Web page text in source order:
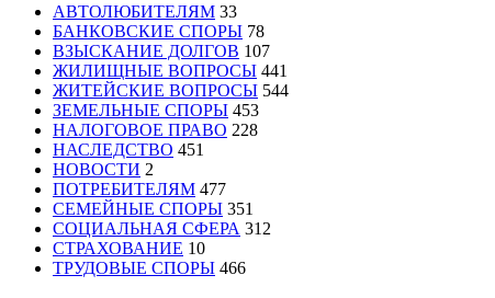
АВТОЛЮБИТЕЛЯМ 33
БАНКОВСКИЕ СПОРЫ 78
ВЗЫСКАНИЕ ДОЛГОВ 107
ЖИЛИЩНЫЕ ВОПРОСЫ 441
ЖИТЕЙСКИЕ ВОПРОСЫ 544
ЗЕМЕЛЬНЫЕ СПОРЫ 453
НАЛОГОВОЕ ПРАВО 228
НАСЛЕДСТВО 451
НОВОСТИ 2
ПОТРЕБИТЕЛЯМ 477
СЕМЕЙНЫЕ СПОРЫ 351
СОЦИАЛЬНАЯ СФЕРА 312
СТРАХОВАНИЕ 10
ТРУДОВЫЕ СПОРЫ 466